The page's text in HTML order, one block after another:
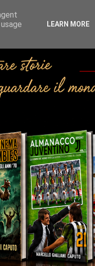
LEARN MORE